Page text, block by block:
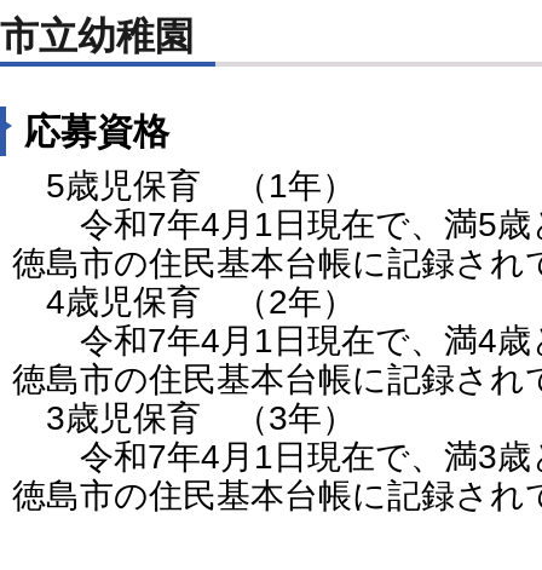
市立幼稚園
応募資格
5歳児保育 （1年）
令和7年4月1日現在で、満5歳
徳島市の住民基本台帳に記録され
4歳児保育 （2年）
令和7年4月1日現在で、満4歳
徳島市の住民基本台帳に記録され
3歳児保育 （3年）
令和7年4月1日現在で、満3歳
徳島市の住民基本台帳に記録され